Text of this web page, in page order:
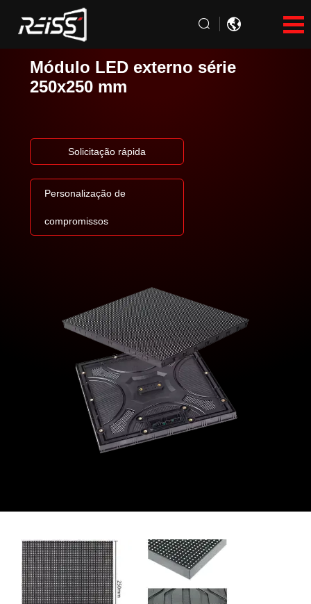
Módulo LED externo série
250x250 mm
Solicitação rápida
Personalização de
compromissos